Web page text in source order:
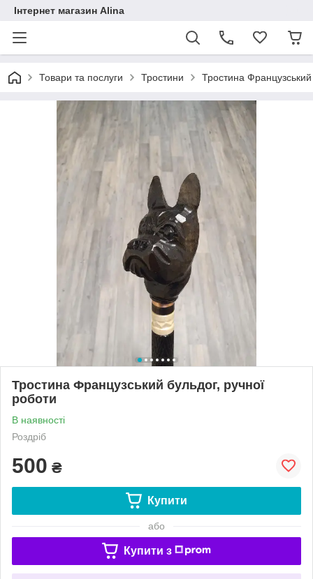
Інтернет магазин Alina
Товари та послуги Тростини Тростина
Тростина Французський бульдог, ручної
роботи
В наявності
Роздріб
500 ₴
Купити
або
Купити з